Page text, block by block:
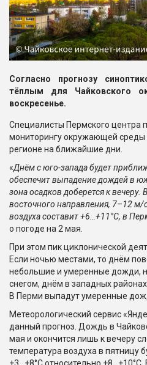
Согласно прогнозу
тёплым для Чайковского
воскресенье.
Специалисты Пермского центра
мониторингу окружающей среды
регионе на ближайшие дни.
«Днём с юго-запада будет
обеспечит выпадение дождей в
зона осадков доберется к вечеру.
восточного направления, 7–12
воздуха составит +6…+11°С, в
о погоде на 2 мая.
При этом пик циклонической
Если ночью местами, то днём
небольшие и умеренные дожди,
снегом, днём в западных
В Перми выпадут умеренные
Метеорологический сервис
данный прогноз. Дождь в
мая и окончится лишь к вечеру
температура воздуха в пятницу